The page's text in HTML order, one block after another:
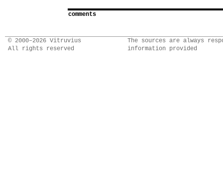
comments
© 2000–2026 Vitruvius
All rights reserved
The sources are always
information provided